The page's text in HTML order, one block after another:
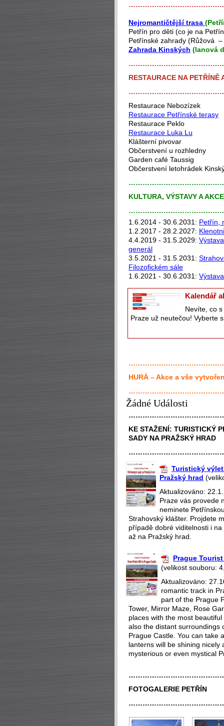
Nejromantičtější trasa
Petřín pro děti (co je na
Petřínské zahrady (Růžová
Zahrada Kinských (lanová
RESTAURACE NA PETŘÍNĚ
Restaurace Nebozízek
Restaurace Petřínské terasy
Restaurace Peklo
Restaurace Luka Lu
Klášterní pivovar
Občerstvení u rozhledny
Garden café Taussig
Občerstvení letohrádek
KULTURA, VÝSTAVY A
1.6.2014 - 30.6.2031: Petřín,
1.2.2017 - 28.2.2027:
4.4.2019 - 31.5.2029:
generál
3.5.2021 - 31.5.2031:
Filozofickém sále
1.6.2021 - 30.6.2031:
Kalendář
Nevíte, co
Praze už neutečou! Vyberte
HURÁ – Akce a vše
Žádné Události
KE STAŽENÍ: TURISTICKÝ
SADY NA PRAŽSKÝ HRAD
Turistický
Pražský hrad
Aktualizováno:
Praze vás provede
neminete
Strahovský klášter. Projdete
případě dobré viditelnosti i
až na Pražský hrad.
Prague
(velikost souboru:
Aktualizováno:
romantic track in
part of the Prague
Tower, Mirror Maze, Rose
places with the most
also the distant surroundings
Prague Castle. You can take
lanterns will be shining
mysterious or even mystical
FOTOGALERIE PETŘÍN